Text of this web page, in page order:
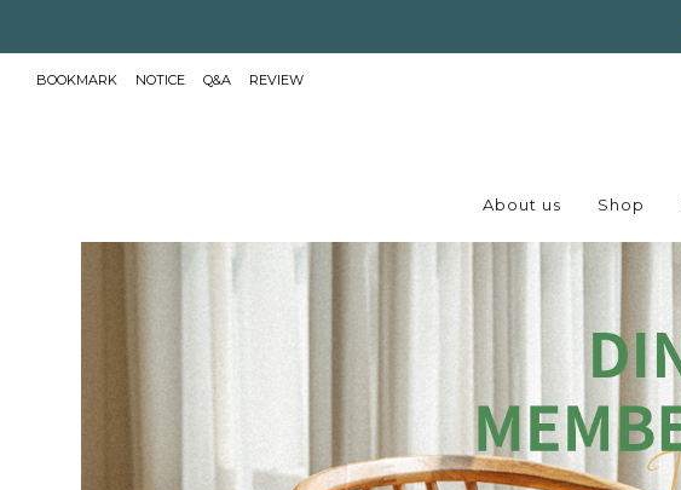
BOOKMARK NOTICE Q&A REVIEW
About us Shop